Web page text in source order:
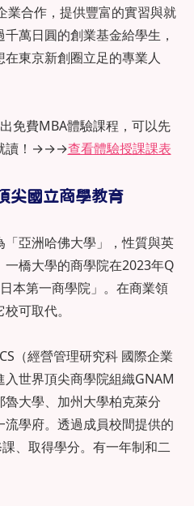
業合作，提供豐富的實習與就
萬日圓的創業基金給學生，
東京新創圈立足的專業人
免費MBA體驗課程，可以先
！ →→→查看體驗授課課表
尖國立商學教育
亞洲哈佛大學」，性質與英
橋大學的商學院在2023年Q
本第一商學院」。在商業領
可取代。
（經營管理研究科 國際企業
世界頂尖商學院組織GNAM
大學、加州大學柏克萊分
學府。透過成員校間提供的
、取得學分。有一年制和二